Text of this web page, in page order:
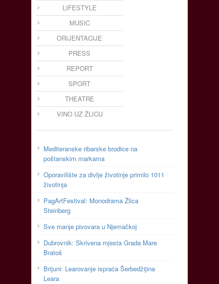
LIFESTYLE
MUSIC
ORIJENTACIJE
PRESS
REPORT
SPORT
THEATRE
VINO UZ ŽLICU
Mediteranske ribarske brodice na
poštanskim markama
Oporavilište za divlje životinje primilo 1011
životinja
PagArtFestival: Monodrama Žlica
Steinberg
Sve manje pivovara u Njemačkoj
Dubrovnik: Skrivena mjesta Grada Mare
Bratoš
Brijuni: Learovanje ispraća Šerbedžijina
Leara